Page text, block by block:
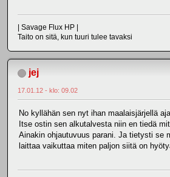
| Savage Flux HP |
Taito on sitä, kun tuuri tulee tavaksi
jej
17.01.12 - klo: 09.02
No kyllähän sen nyt ihan maalaisjärjellä
Itse ostin sen alkutalvesta niin en tiedä
Ainakin ohjautuvuus parani. Ja tietysti se
laittaa vaikuttaa miten paljon siitä on